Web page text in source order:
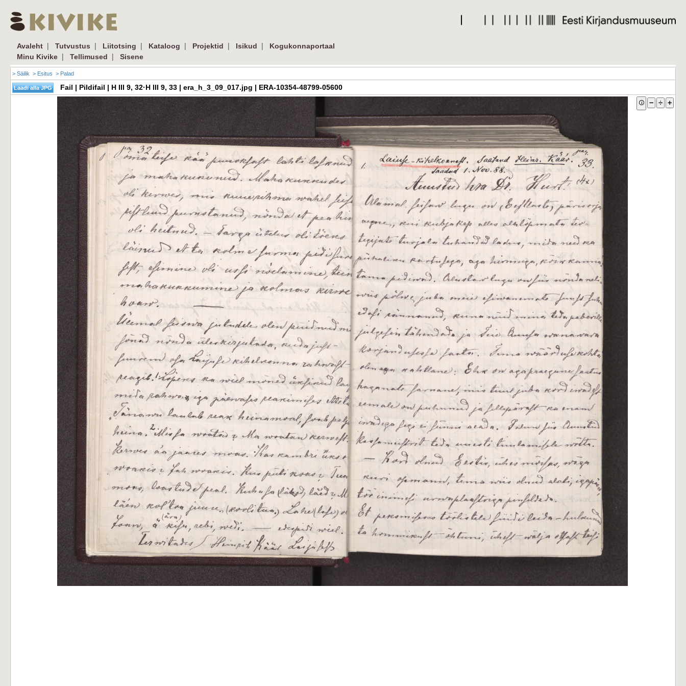
Avaleht | Tutvustus | Liitotsing | Kataloog | Projektid | Isikud |
Kogukonnaportaal
Minu Kivike | Tellimused | Sisene
> Säilik > Esitus > Palad
Fail | Pildifail | H III 9, 32·H III 9, 33 | era_h_3_09_017.jpg | ERA-10354-48799-05600